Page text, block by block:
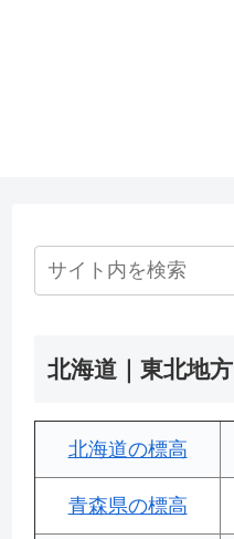
北海道｜東北地方
北海道の標高
青森県の標高